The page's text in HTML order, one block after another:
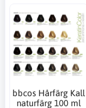
bbcos Hårfärg Kall
naturfärg 100 ml